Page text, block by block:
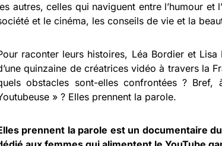
autres, celles qui naviguent entre l’humour et
et le cinéma, les conseils de vie et la
raconter leurs histoires, Léa Bordier et
quinzaine de créatrices vidéo à travers la
obstacles sont-elles confrontées ? Bref,
» ? Elles prennent la parole.
prennent la parole est un documentaire